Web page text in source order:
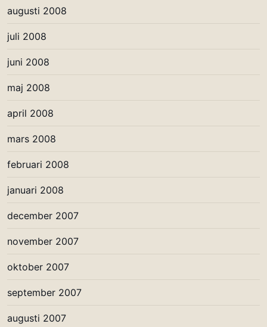
augusti 2008
juli 2008
juni 2008
maj 2008
april 2008
mars 2008
februari 2008
januari 2008
december 2007
november 2007
oktober 2007
september 2007
augusti 2007